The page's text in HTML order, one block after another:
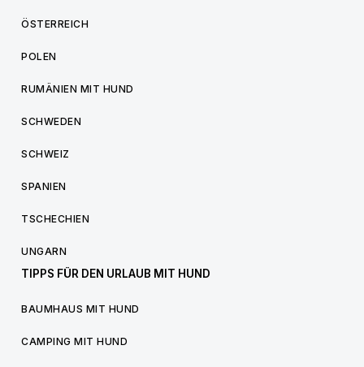
ÖSTERREICH
POLEN
RUMÄNIEN MIT HUND
SCHWEDEN
SCHWEIZ
SPANIEN
TSCHECHIEN
UNGARN
TIPPS FÜR DEN URLAUB MIT HUND
BAUMHAUS MIT HUND
CAMPING MIT HUND